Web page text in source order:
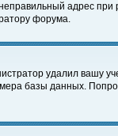
адрес при
форума.
удалил вашу
базы данных.